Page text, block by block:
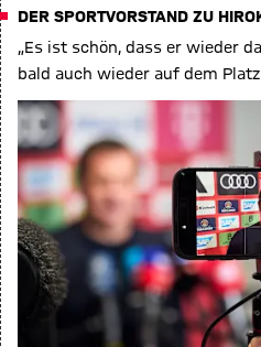
DER SPORTVORSTAND ZU
„Es ist schön, dass er wieder
bald auch wieder auf dem Platz